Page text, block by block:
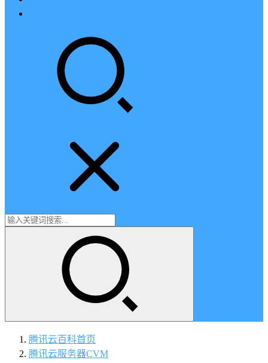
腾讯云百科首页
腾讯云服务器CVM